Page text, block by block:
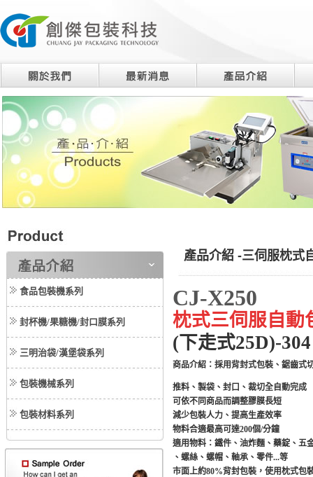
食品包裝機系列
封杯機/果糖機/封口膜系列
三明治袋/漢堡袋系列
包裝機械系列
包裝材料系列
產品介紹 -三伺服枕式
CJ-X250
枕式三伺服自動
(下走式25D)-304
商品介紹：採用背封式包裝、鋸齒式
推料、製袋、封口、裁切全自動完成
可依不同商品而調整膠膜長短
減少包裝人力、提高生產效率
物料合適最高可達200個/分鐘
適用物料：鐵件、油炸麵、藥錠、五
、螺絲、螺帽、軸承、零件...等
市面上約80%背封包裝，使用枕式包